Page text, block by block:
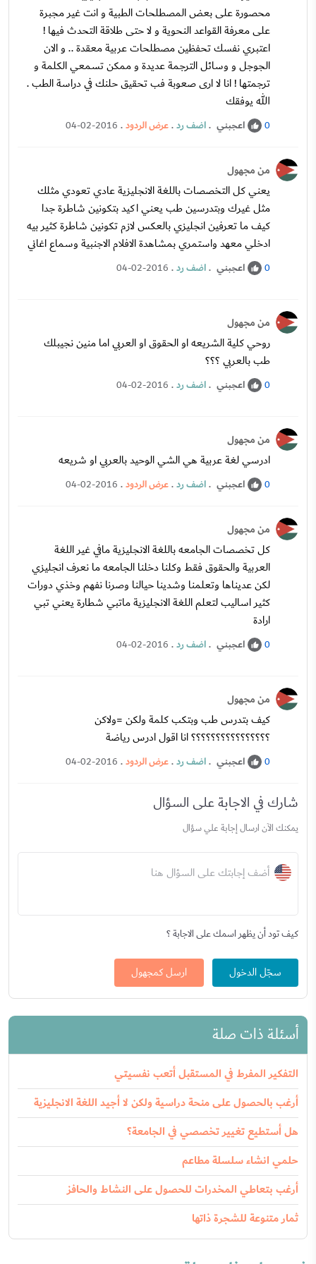
محصورة على بعض المصطلحات الطبية و انت غير مجبرة
على معرفة القواعد النحوية و لا حتى طلاقة التحدث فيها !
اعتبري نفسك تحفظين مصطلحات عربية معقدة .. و الان
الجوجل و وسائل الترجمة عديدة و ممكن تسمعي الكلمة و
ترجمتها ! انا لا ارى صعوبة فب تحقيق حلنك في دراسة الطب .
الله يوفقك
0 اعجبني .اضف رد.عرض الردود.
04-02-2016
من مجهول
يعني كل التخصصات باللغة الانجليزية عادي تعودي مثلك
مثل غيرك وبتدرسين طب يعني اكيد بتكونين شاطرة جدا
كيف ما تعرفين انجليزي بالعكس لازم تكونين شاطرة كثير بيه
ادخلي معهد واستمري بمشاهدة الافلام الاجنبية وسماع اغاني
0 اعجبني .اضف رد.
04-02-2016
من مجهول
روحي كلية الشريعه او الحقوق او العربي اما منين نجيبلك
طب بالعربي ؟؟؟
0 اعجبني .اضف رد.
04-02-2016
من مجهول
ادرسي لغة عربية هي الشي الوحيد بالعربي او شريعه
0 اعجبني .اضف رد.عرض الردود.
04-02-2016
من مجهول
كل تخصصات الجامعه باللغة الانجليزية مافي غير اللغة
العربية والحقوق فقط وكلنا دخلنا الجامعه ما نعرف انجليزي
لكن عديناها وتعلمنا وشدينا حيالنا وصرنا نفهم وخذي دورات
كثير اساليب لتعلم اللغة الانجليزية ماتبي شطارة يعني تبي
ارادة
0 اعجبني .اضف رد.
04-02-2016
من مجهول
كيف بتدرس طب وبتكب كلمة ولكن =ولاكن
؟؟؟؟؟؟؟؟؟؟؟؟؟؟؟؟ انا اقول ادرس رياضة
0 اعجبني .اضف رد.عرض الردود.
04-02-2016
شارك في الاجابة على السؤال
يمكنك الآن ارسال إجابة علي سؤال
أضف إجابتك على السؤال هنا
كيف تود أن يظهر اسمك على الاجابة ؟
سجّل الدخول ارسل كمجهول
أسئلة ذات صلة
التفكير المفرط في المستقبل أتعب نفسيتي
أرغب بالحصول على منحة دراسية ولكن لا أجيد اللغة الانجليزية
هل أستطيع تغيير تخصصي في الجامعة؟
حلمي انشاء سلسلة مطاعم
أرغب بتعاطي المخدرات للحصول على النشاط والحافز
ثمار متنوعة للشجرة ذاتها